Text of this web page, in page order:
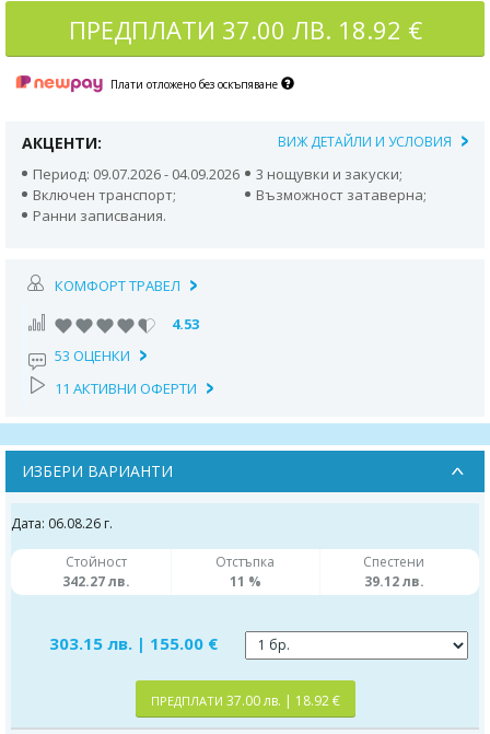
ПРЕДПЛАТИ 37.00 ЛВ. 18.92 €
Плати отложено без оскъпяване
АКЦЕНТИ: ВИЖ ДЕТАЙЛИ И УСЛОВИЯ
Период: 09.07.2026 - 04.09.2026
3 нощувки и закуски;
Включен транспорт;
Възможност затаверна;
Ранни записвания.
КОМФОРТ ТРАВЕЛ
4.53
53 ОЦЕНКИ
11 АКТИВНИ ОФЕРТИ
ИЗБЕРИ ВАРИАНТИ
Дата: 06.08.26 г.
Стойност
342.27 лв.
Отстъпка
11 %
Спестени
39.12 лв.
303.15 лв. | 155.00 €
ПРЕДПЛАТИ 37.00 лв. | 18.92 €